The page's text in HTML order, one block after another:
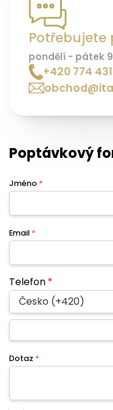
Potřebujete
pondělí - pátek 9
+420 774
Poptávkový
Jméno *
Email *
Telefon*
Česko (+420)
Dotaz *